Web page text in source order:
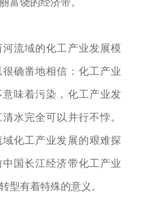
域的化工产业发展模
确凿地相信：化工产业
味着污染，化工产业发
水完全可以并行不悖。
化工产业发展的艰难探
国长江经济带化工产业
型有着特殊的意义。